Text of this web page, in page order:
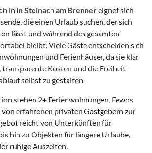
in in Steinach am Brennereignet sich
die einen Urlaub suchen, der sich
lässt und während des gesamten
bleibt. Viele Gäste entscheiden sich
und Ferienhäuser, da sie klar
transparente Kosten und die Freiheit
selbst zu gestalten.
stehen 2+ Ferienwohnungen, Fewos
von erfahrenen privaten Gastgebern zur
reicht von Unterkünften für
hin zu Objekten für längere Urlaube,
ruhige Auszeiten.